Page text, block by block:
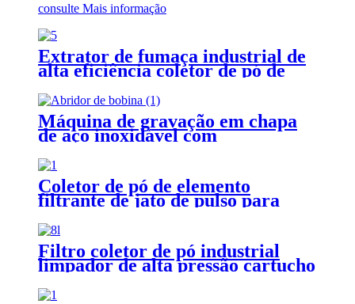
consulte Mais informação
Extrator de fumaça industrial de
alta eficiência coletor de pó de
serra de pedra coletor de pó de
soldagem
Máquina de gravação em chapa
de aço inoxidável com
desbobinamento de bobina
Coletor de pó de elemento
filtrante de jato de pulso para
processamento de alimentos e
medicamentos
Filtro coletor de pó industrial
limpador de alta pressão cartucho
coletor de pó